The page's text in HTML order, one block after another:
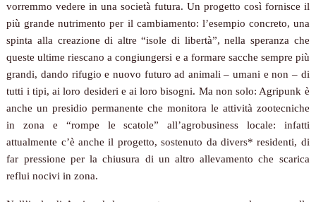
vorremmo vedere in una società futura. Un progetto così fornisce il
più grande nutrimento per il cambiamento: l’esempio concreto, una
spinta alla creazione di altre “isole di libertà”, nella speranza che
queste ultime riescano a congiungersi e a formare sacche sempre più
grandi, dando rifugio e nuovo futuro ad animali – umani e non – di
tutti i tipi, ai loro desideri e ai loro bisogni. Ma non solo: Agripunk è
anche un presidio permanente che monitora le attività zootecniche
in zona e “rompe le scatole” all’agrobusiness locale: infatti
attualmente c’è anche il progetto, sostenuto da divers* residenti, di
far pressione per la chiusura di un altro allevamento che scarica
reflui nocivi in zona.